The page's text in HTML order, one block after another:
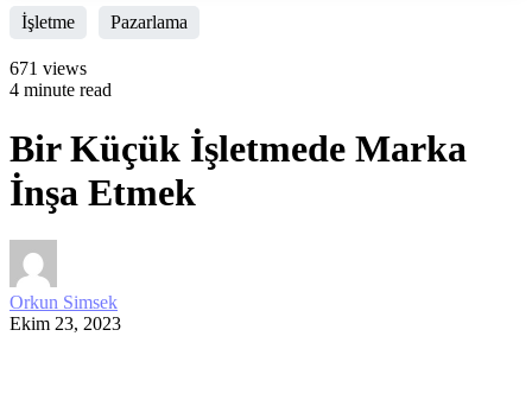
İşletme Pazarlama
671 views
4 minute read
Bir Küçük İşletmede Marka
İnşa Etmek
Orkun Simsek
Ekim 23, 2023